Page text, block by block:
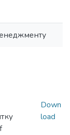
Down
load